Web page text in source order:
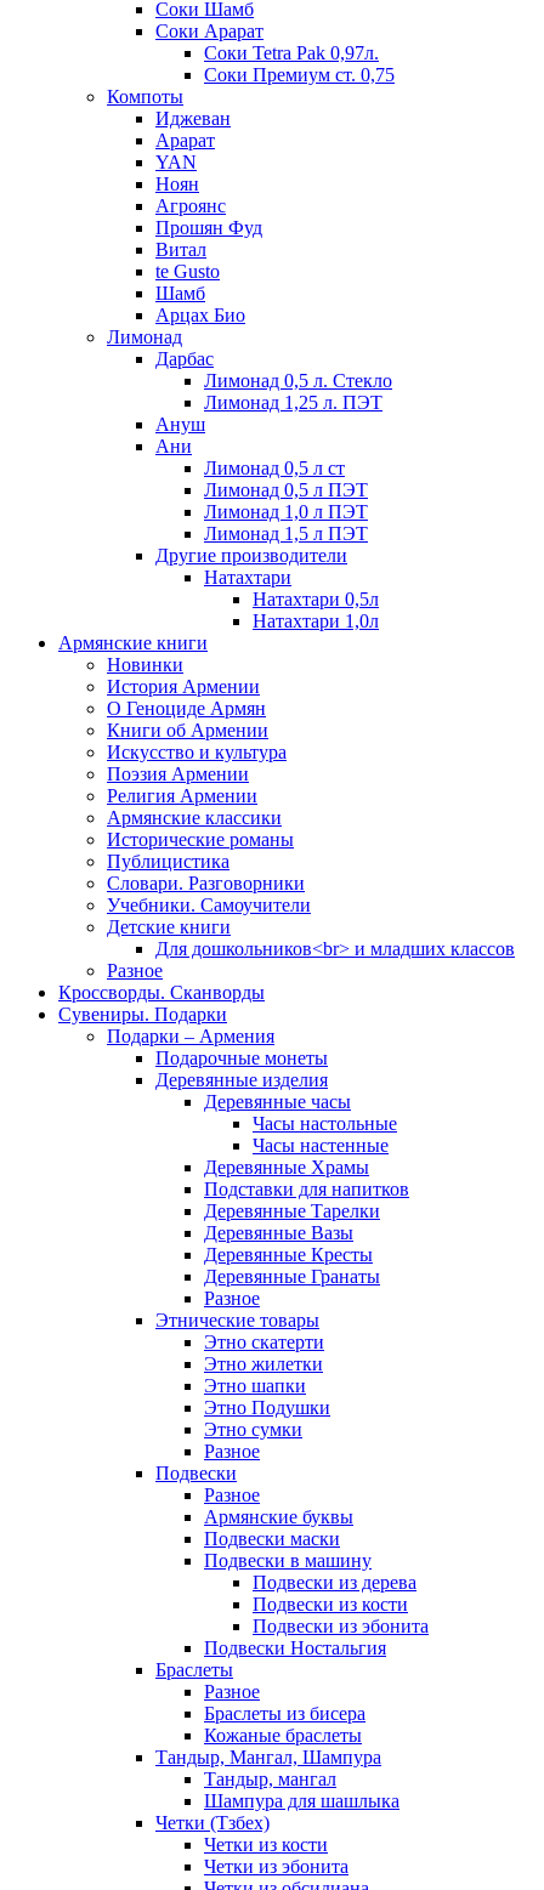
Соки Шамб
Соки Арарат
Соки Tetra Pak 0,97л.
Соки Премиум ст. 0,75
Компоты
Иджеван
Арарат
YAN
Ноян
Агроянс
Прошян Фуд
Витал
te Gusto
Шамб
Арцах Био
Лимонад
Дарбас
Лимонад 0,5 л. Стекло
Лимонад 1,25 л. ПЭТ
Ануш
Ани
Лимонад 0,5 л ст
Лимонад 0,5 л ПЭТ
Лимонад 1,0 л ПЭТ
Лимонад 1,5 л ПЭТ
Другие производители
Натахтари
Натахтари 0,5л
Натахтари 1,0л
Армянские книги
Новинки
История Армении
О Геноциде Армян
Книги об Армении
Иcкусство и культура
Поэзия Армении
Религия Армении
Армянские классики
Исторические романы
Публицистика
Словари. Разговорники
Учебники. Самоучители
Детские книги
Для дошкольников<br> и младших классов
Разное
Кроссворды. Сканворды
Сувениры. Подарки
Подарки – Армения
Подарочные монеты
Деревянные изделия
Деревянные часы
Часы настольные
Часы настенные
Деревянные Храмы
Подставки для напитков
Деревянные Тарелки
Деревянные Вазы
Деревянные Кресты
Деревянные Гранаты
Разное
Этнические товары
Этно скатерти
Этно жилетки
Этно шапки
Этно Подушки
Этно сумки
Разное
Подвески
Разное
Армянские буквы
Подвески маски
Подвески в машину
Подвески из дерева
Подвески из кости
Подвески из эбонита
Подвески Ностальгия
Браслеты
Разное
Браслеты из бисера
Кожаные браслеты
Тандыр, Мангал, Шампура
Тандыр, мангал
Шампура для шашлыка
Четки (Тзбех)
Четки из кости
Четки из эбонита